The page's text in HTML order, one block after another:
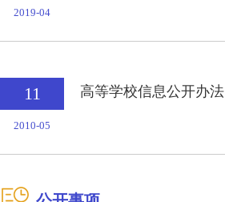
2019-04
11
2010-05
高等学校信息公开办法